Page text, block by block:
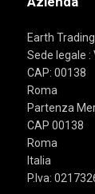
Earth Trading
Sede legale :
CAP: 00138
Roma
Partenza
CAP 00138
Roma
Italia
P.Iva: